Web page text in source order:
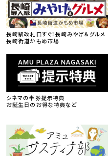
長崎駅改札口すぐ！長崎みやげ＆グルメ
長崎街道かもめ市場
シネマの半券提示特典
お誕生日のお得な特典など